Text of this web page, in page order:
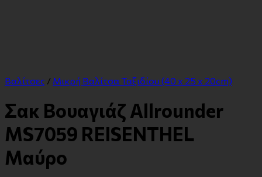
Βαλίτσες / Μικρή Βαλίτσα Ταξιδίου (40 x 25 x 20cm)
Σακ Βουαγιάζ Allrounder
MS7059 REISENTHEL
Μαύρο